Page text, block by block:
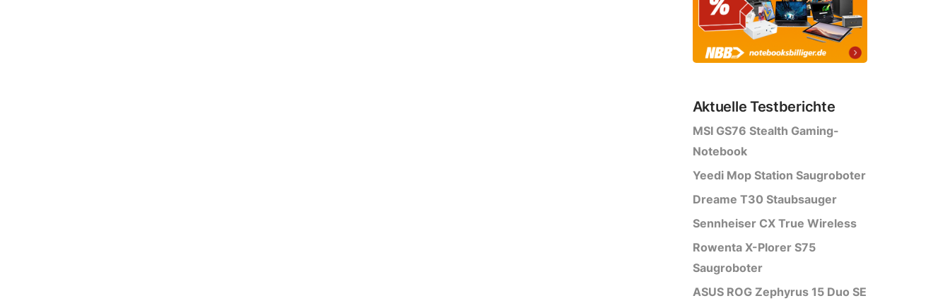
Aktuelle Testberichte
MSI GS76 Stealth Gaming-
Notebook
Yeedi Mop Station Saugroboter
Dreame T30 Staubsauger
Sennheiser CX True Wireless
Rowenta X-Plorer S75
Saugroboter
ASUS ROG Zephyrus 15 Duo SE